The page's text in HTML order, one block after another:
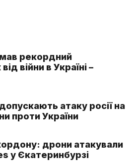
рекордний
війни в Україні –
атаку росії на
проти України
дрони атакували
у Єкатеринбурзі